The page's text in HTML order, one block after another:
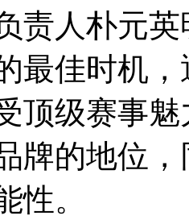
责人朴元
最佳时机
顶级赛事
牌的地位
性。